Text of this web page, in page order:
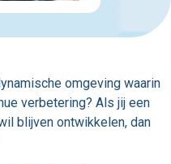
omgeving waarin
verbetering? Als jij een
blijven ontwikkelen, dan